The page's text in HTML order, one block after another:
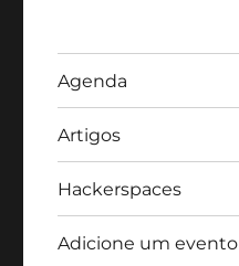
Agenda
Artigos
Hackerspaces
Adicione um evento